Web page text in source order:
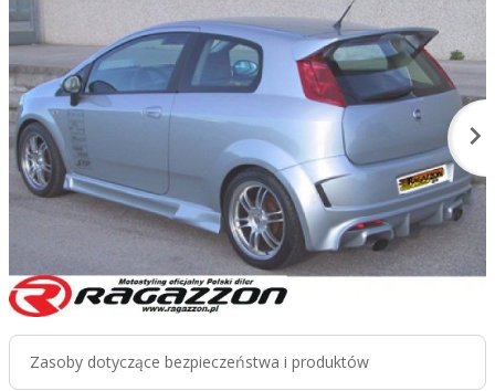
Zasoby dotyczące bezpieczeństwa i produktów